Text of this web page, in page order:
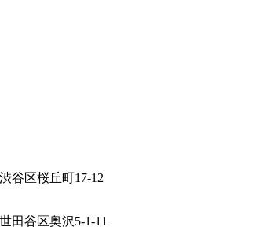
谷区桜丘町17-12
田谷区奥沢5-1-11